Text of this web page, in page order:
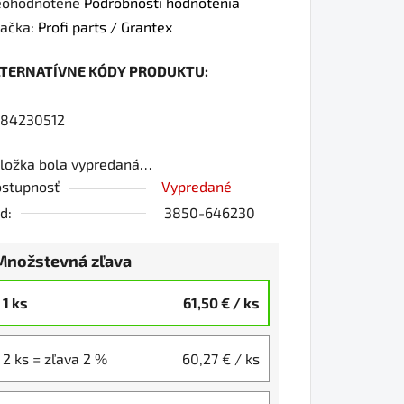
Profi parts / Grantex
KÓDY PRODUKTU:
bola vypredaná…
Vypredané
3850-646230
zľava
1 ks 61,50 € / ks
2 ks = zľava 2 % 60,27 € / ks